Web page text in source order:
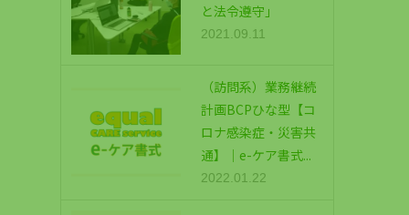
と法令遵守」
2021.09.11
（訪問系）業務継続
計画BCPひな型【コ
ロナ感染症・災害共
通】｜e-ケア書式...
2022.01.22